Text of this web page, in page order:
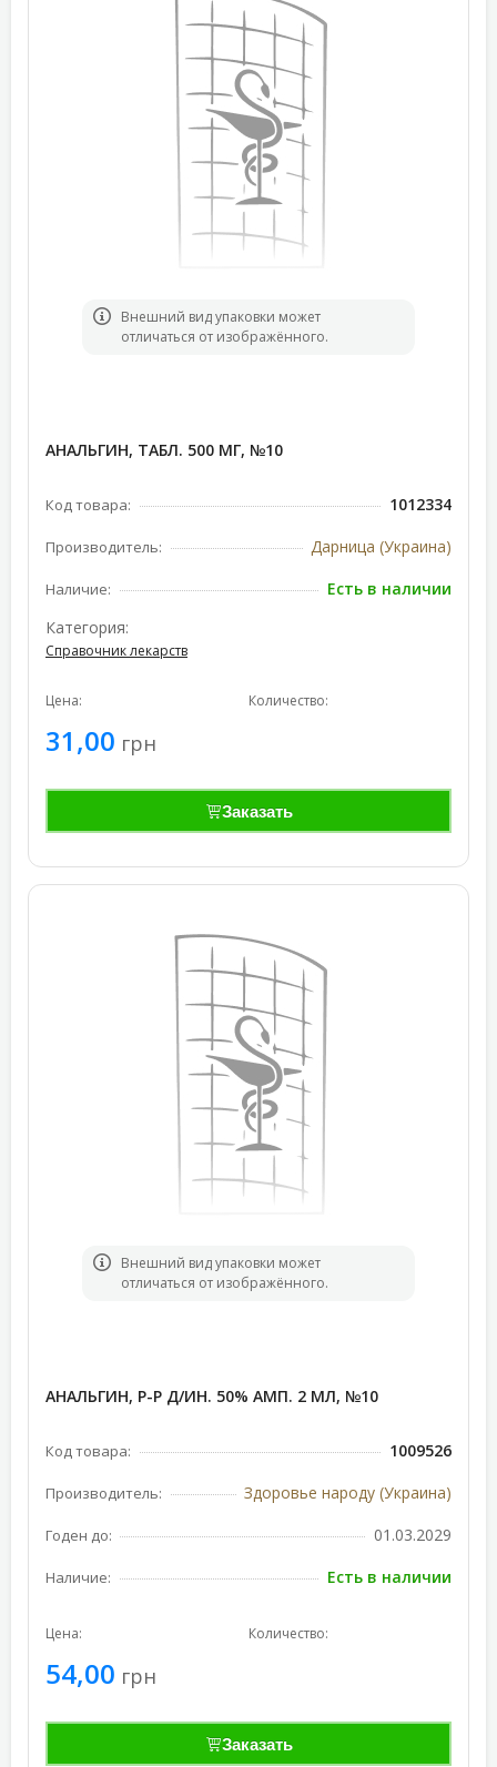
Bнешний вид упаковки может
отличаться от изображённого.
АНАЛЬГИН, ТАБЛ. 500 МГ, №10
Код товара: 1012334
Производитель: Дарница (Украина)
Наличие:
Есть в наличии
Категория:
Справочник лекарств
Цена:
31,00 грн
Количество:
Заказать
Bнешний вид упаковки может
отличаться от изображённого.
АНАЛЬГИН, Р-Р Д/ИН. 50% АМП. 2 МЛ, №10
Код товара: 1009526
Производитель: Здоровье народу (Украина)
Годен до: 01.03.2029
Наличие: Есть в наличии
Цена:
54,00 грн
Количество:
Заказать